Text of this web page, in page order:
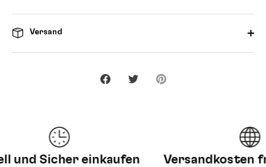
Versand
Teilen TwitternPinnen
Sicher einkaufen Versandkosten frei